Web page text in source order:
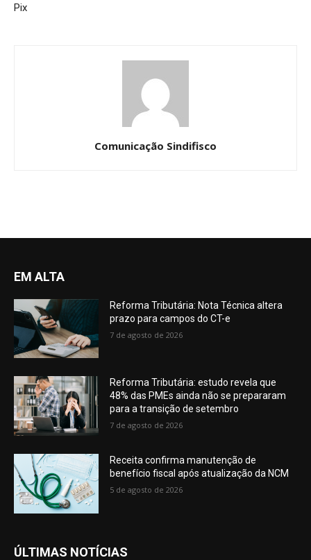
Pix
Comunicação Sindifisco
EM ALTA
Reforma Tributária: Nota Técnica altera
prazo para campos do CT-e
7 de agosto de 2026
Reforma Tributária: estudo revela que
48% das PMEs ainda não se prepararam
para a transição de setembro
7 de agosto de 2026
Receita confirma manutenção de
benefício fiscal após atualização da NCM
5 de agosto de 2026
ÚLTIMAS NOTÍCIAS